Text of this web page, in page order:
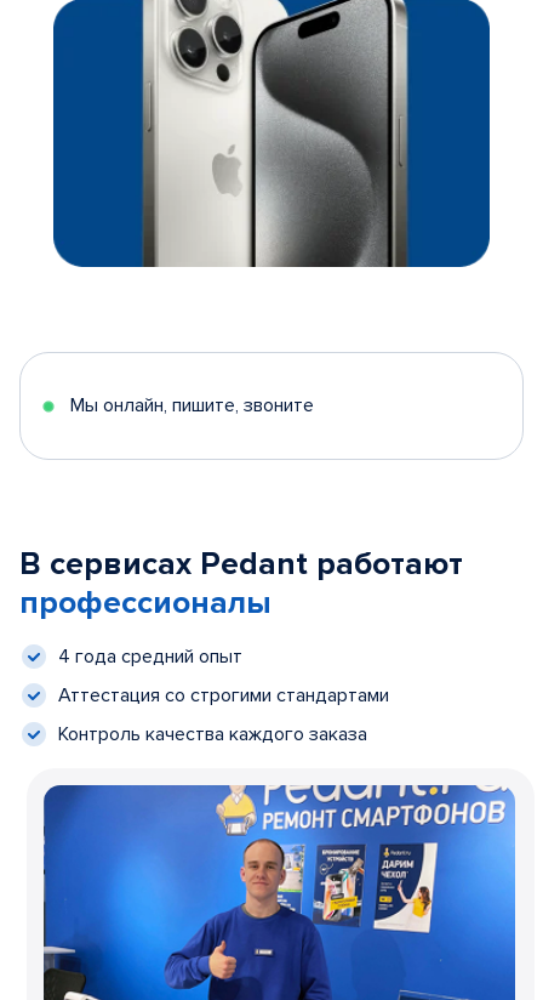
Мы онлайн, пишите, звоните
В сервисах Pedant работают
профессионалы
4 года средний опыт
Аттестация со строгими стандартами
Контроль качества каждого заказа